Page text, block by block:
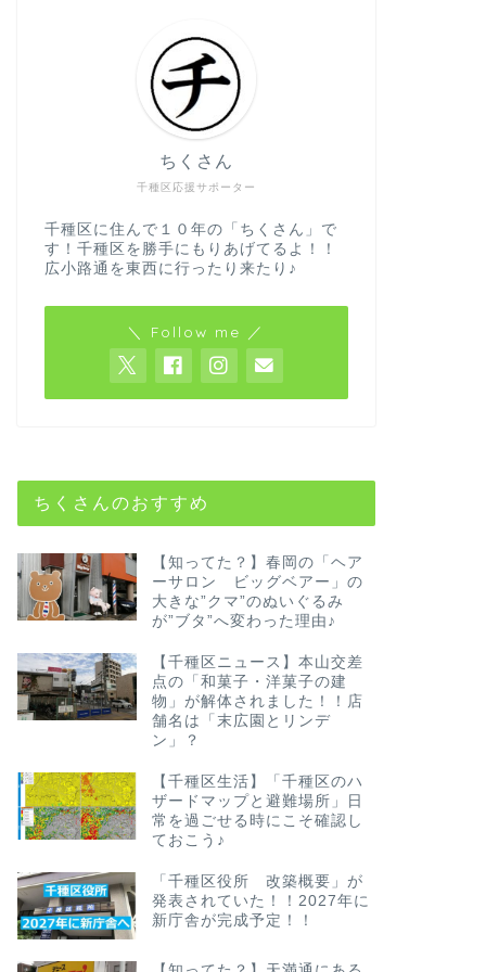
千種区応援サポーター
ちくさん
千種区に住んで１０年の「ちくさん」で
す！千種区を勝手にもりあげてるよ！！
広小路通を東西に行ったり来たり♪
＼ Follow me ／
ちくさんのおすすめ
【知ってた？】春岡の「ヘア
ーサロン ビッグベアー」の
大きな”クマ”のぬいぐるみ
が”ブタ”へ変わった理由♪
【千種区ニュース】本山交差
点の「和菓子・洋菓子の建
物」が解体されました！！店
舗名は「末広園とリンデ
ン」？
【千種区生活】「千種区のハ
ザードマップと避難場所」日
常を過ごせる時にこそ確認し
ておこう♪
「千種区役所 改築概要」が
発表されていた！！2027年に
新庁舎が完成予定！！